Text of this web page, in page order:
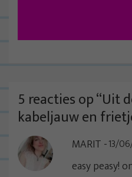
i
t
n
v
i
5 reacties op “Uit
kabeljauw en
MARIT 13/
easy peasy!